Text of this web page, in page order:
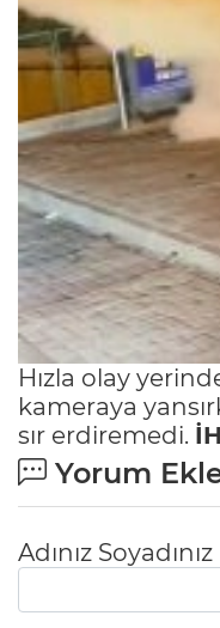
Hızla olay
kameraya
sır erdiremedi.
Yorum
Adınız Soyadınız